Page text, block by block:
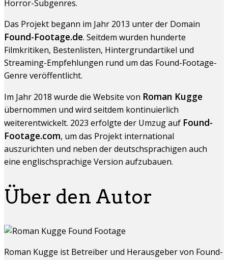
Horror-Subgenres.
Das Projekt begann im Jahr 2013 unter der Domain
Found-Footage.de. Seitdem wurden hunderte
Filmkritiken, Bestenlisten, Hintergrundartikel und
Streaming-Empfehlungen rund um das Found-Footage-
Genre veröffentlicht.
Im Jahr 2018 wurde die Website von Roman Kugge
übernommen und wird seitdem kontinuierlich
weiterentwickelt. 2023 erfolgte der Umzug auf Found-
Footage.com, um das Projekt international
auszurichten und neben der deutschsprachigen auch
eine englischsprachige Version aufzubauen.
Über den Autor
Roman Kugge ist Betreiber und Herausgeber von Found-